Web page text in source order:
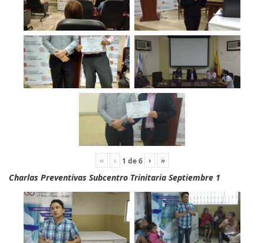
« ‹ 1 de6 › »
Charlas Preventivas Subcentro Trinitaria Septiembre 1